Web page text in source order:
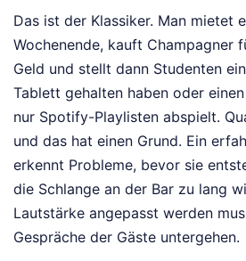
Das ist der Klassiker. Man mietet
Wochenende, kauft Champagner
Geld und stellt dann Studenten
Tablett gehalten haben oder
nur Spotify-Playlisten abspielt.
und das hat einen Grund. Ein
erkennt Probleme, bevor sie
die Schlange an der Bar zu lang
Lautstärke angepasst werden
Gespräche der Gäste untergehen.